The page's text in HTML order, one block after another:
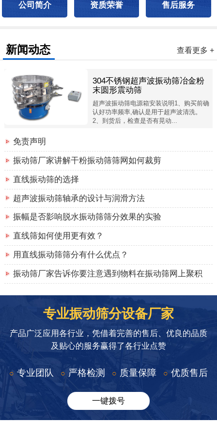
公司简介 资质荣誉 售后服务
查看更多 +
新闻动态
304不锈钢超声波振动筛冶金粉
末圆形震动筛
超声波振动筛电源箱安装说明1、购买前确
认好功率频率,确认是用于超声波清洗。
2、到货后，检查是否有晃动...
免责声明
振动筛厂家讲解干粉振动筛筛网如何裁剪
直线振动筛的选择
超声波振动筛轴承的设计与润滑方法
振幅是否影响脱水振动筛筛分效果的实验
直线筛如何使用更有效？
用直线振动筛筛分有什么优点？
振动筛厂家告诉你要注意遇到物料在振动筛网上聚积
专业振动筛分设备厂家
产品广泛应用各行业，凭借着完善的售后、优良的品质
及贴心的服务赢得了各行业点赞
○ 专业团队 ○ 严格检测 ○ 质量保障 ○ 优质售后
一键拨号